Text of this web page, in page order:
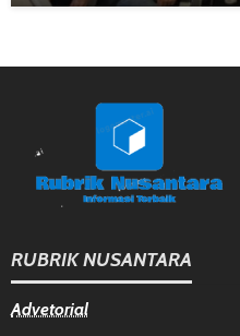
RUBRIK NUSANTARA
Advetorial